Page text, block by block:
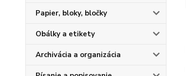
Papier, bloky, bločky
Obálky a etikety
Archivácia a organizácia